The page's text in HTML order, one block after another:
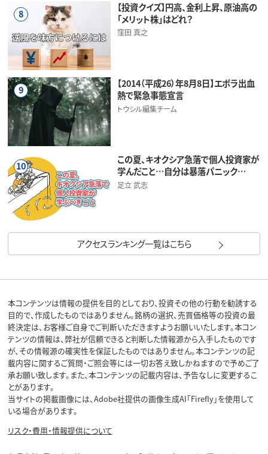
8
【投資クイズ】円高、金利上昇、原油高の
「メリット株」はどれ？
窪田 真之
9
【2014（平成26）年8月8日】エボラ出血
熱で緊急事態宣言
トウシル編集チーム
10
この夏、キオクシア急落で個人投資家が
学んだこと…自分は暴落パニック…
足立 武志
アクセスランキング一覧はこちら
本コンテンツは情報の提供を目的としており、投資その他の行動を勧誘する
目的で、作成したものではありません。銘柄の選択、売買価格等の投資の最
終決定は、お客様ご自身でご判断いただきますようお願いいたします。本コン
テンツの情報は、弊社が信頼できると判断した情報源から入手したものです
が、その情報源の確実性を保証したものではありません。本コンテンツの記
載内容に関するご質問・ご照会等には一切お答え致しかねますので予めご了
承お願い致します。また、本コンテンツの記載内容は、予告なしに変更するこ
とがあります。
当サイトの掲載画像には、Adobe社提供の画像生成AI「Firefly」を使用して
いる場合があります。
リスク・費用・情報提供について